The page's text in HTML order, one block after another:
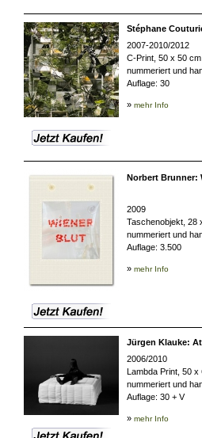
Stéphane
2007-2010/2012
C-Print, 50 x 50 cm
nummeriert und
Auflage: 30
» mehr Info
Norbert Brunner:
2009
Taschenobjekt, 28
nummeriert und
Auflage: 3.500
» mehr Info
Jürgen Klauke:
2006/2010
Lambda Print, 50 x
nummeriert und
Auflage: 30 + V
» mehr Info